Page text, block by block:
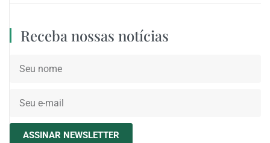
Receba nossas notícias
ASSINAR NEWSLETTER